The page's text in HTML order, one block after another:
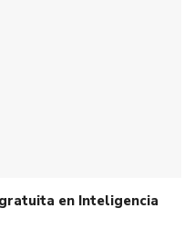
en Inteligencia